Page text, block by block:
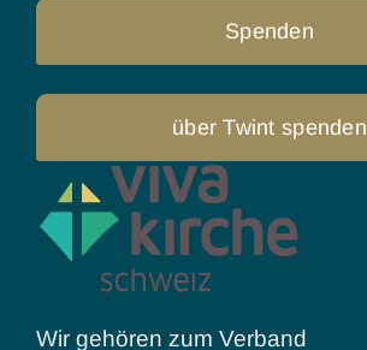
Spenden
über Twint spenden
Wir gehören zum Verband